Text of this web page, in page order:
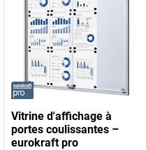
Vitrine d'affichage à
portes coulissantes –
eurokraft pro